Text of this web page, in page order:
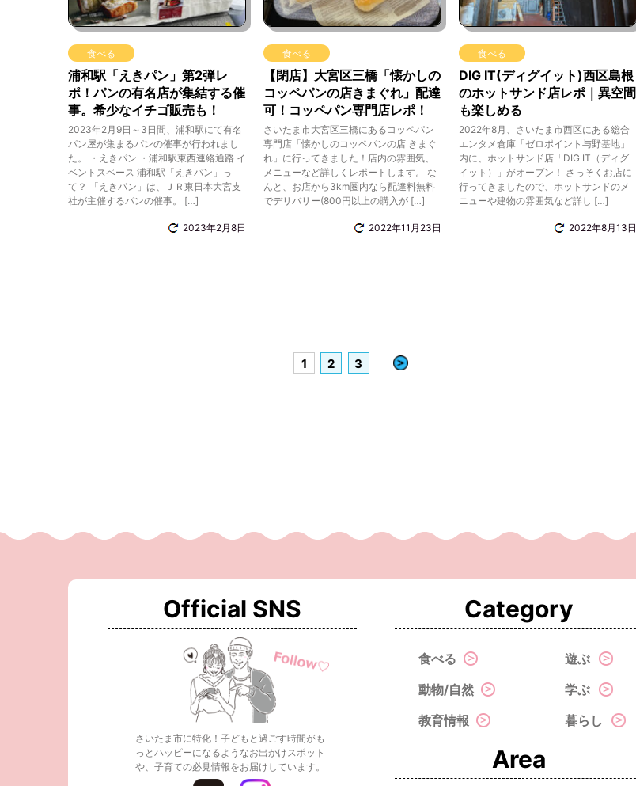
食べる
浦和駅「えきパン」第2弾レ
ポ！パンの有名店が集結する催
事。希少なイチゴ販売も！
2023年2月9日～3日間、浦和駅にて有名
パン屋が集まるパンの催事が行われまし
た。 ・えきパン ・浦和駅東西連絡通路 イ
ベントスペース 浦和駅「えきパン」っ
て？ 「えきパン」は、ＪＲ東日本大宮支
社が主催するパンの催事。 […]
2023年2月8日
食べる
【閉店】大宮区三橋「懐かしの
コッペパンの店きまぐれ」配達
可！コッペパン専門店レポ！
さいたま市大宮区三橋にあるコッペパン
専門店「懐かしのコッペパンの店 きまぐ
れ」に行ってきました！店内の雰囲気、
メニューなど詳しくレポートします。 な
んと、お店から3km圏内なら配達料無料
でデリバリー(800円以上の購入が […]
2022年11月23日
食べる
DIG IT(ディグイット)西区島根
のホットサンド店レポ｜異空間
も楽しめる
2022年8月、さいたま市西区にある総合
エンタメ倉庫「ゼロポイント与野基地」
内に、ホットサンド店「DIG IT（ディグ
イット）」がオープン！ さっそくお店に
行ってきましたので、ホットサンドのメ
ニューや建物の雰囲気など詳し […]
2022年8月13日
1 2 3 »
Official SNS
さいたま市に特化！子どもと過ごす時間がも
っとハッピーになるようなお出かけスポット
や、子育ての必見情報をお届けしています。
Category
食べる
遊ぶ
動物/自然
学ぶ
教育情報
暮らし
Area